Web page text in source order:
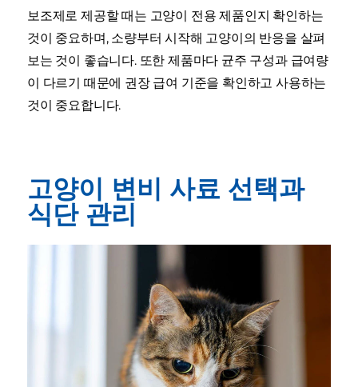
보조제로 제공할 때는 고양이 전용 제품인지 확인하는
것이 중요하며, 소량부터 시작해 고양이의 반응을 살펴
보는 것이 좋습니다. 또한 제품마다 균주 구성과 급여량
이 다르기 때문에 권장 급여 기준을 확인하고 사용하는
것이 중요합니다.
고양이 변비 사료 선택과
식단 관리